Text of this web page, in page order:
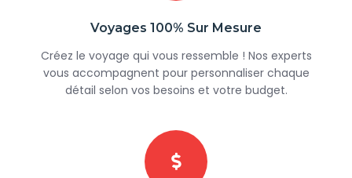
Voyages 100% Sur Mesure
Créez le voyage qui vous ressemble ! Nos experts
vous accompagnent pour personnaliser chaque
détail selon vos besoins et votre budget.